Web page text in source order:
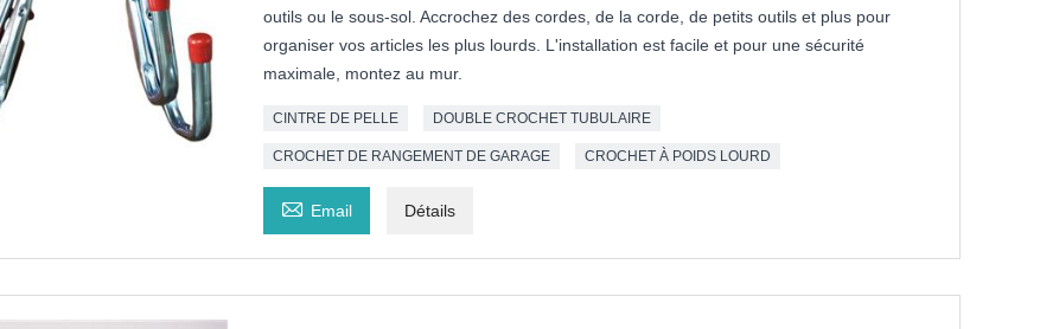
outils ou le sous-sol. Accrochez des cordes, de la corde, de petits outils et plus pour
organiser vos articles les plus lourds. L'installation est facile et pour une sécurité
maximale, montez au mur.
CINTRE DE PELLE DOUBLE CROCHET TUBULAIRE
CROCHET DE RANGEMENT DE GARAGE CROCHET À POIDS LOURD
 Email Détails